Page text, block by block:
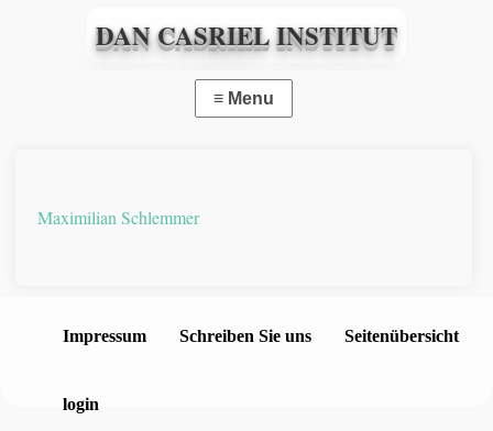
DAN CASRIEL INSTITUT
Maximilian Schlemmer
Impressum Schreiben Sie uns Seitenübersicht
login